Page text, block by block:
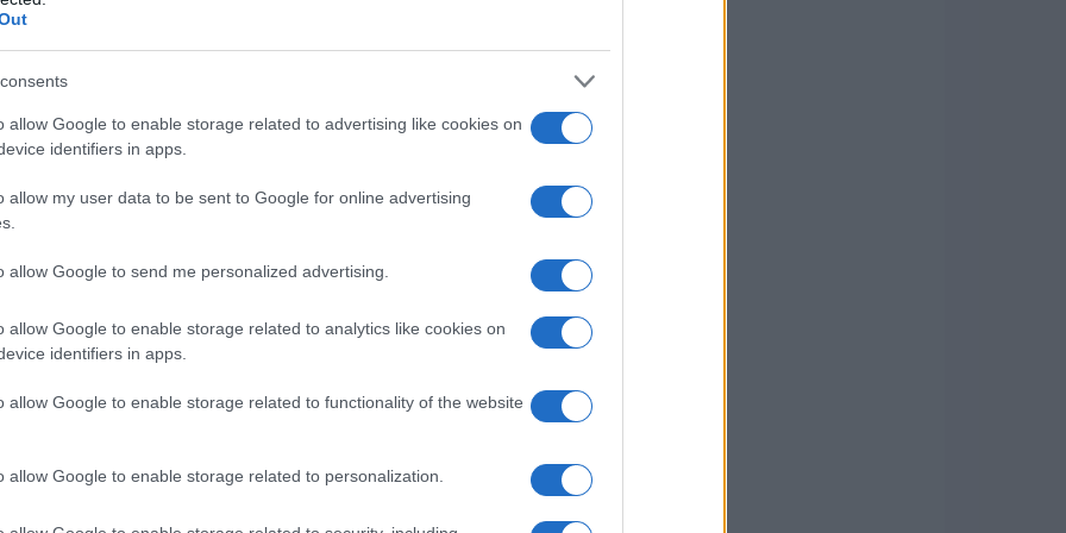
allow Google to enable storage related to advertising like cookies on
identifiers in apps.
allow my user data to be sent to Google for online advertising
allow Google to send me personalized advertising.
allow Google to enable storage related to analytics like cookies on
identifiers in apps.
allow Google to enable storage related to functionality of the website
allow Google to enable storage related to personalization.
la technologie peut améliorer l’expérience
plus simples et plus sûrs », a-t-il déclaré,
en œuvre des systèmes de pointe